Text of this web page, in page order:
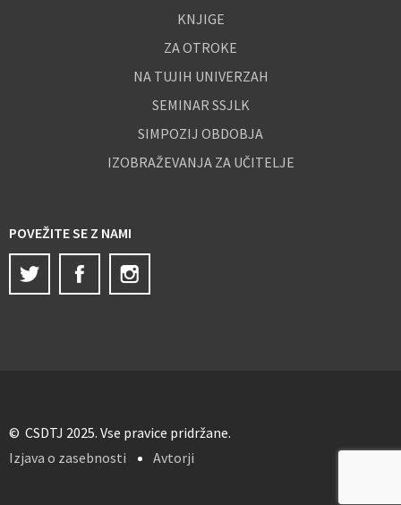
KNJIGE
ZA OTROKE
NA TUJIH UNIVERZAH
SEMINAR SSJLK
SIMPOZIJ OBDOBJA
IZOBRAŽEVANJA ZA UČITELJE
POVEŽITE SE Z NAMI
Twitter
Facebook
© CSDTJ 2025. Vse pravice pridržane.
Izjava o zasebnosti
Avtorji